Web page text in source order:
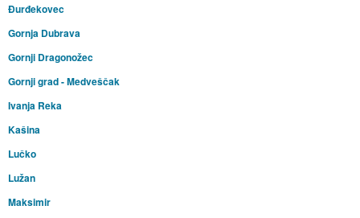
Đurđekovec
Gornja Dubrava
Gornji Dragonožec
Gornji grad - Medveščak
Ivanja Reka
Kašina
Lučko
Lužan
Maksimir